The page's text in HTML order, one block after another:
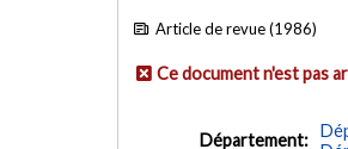
Article de revue (1986)
Ce document n'est pas
Département: